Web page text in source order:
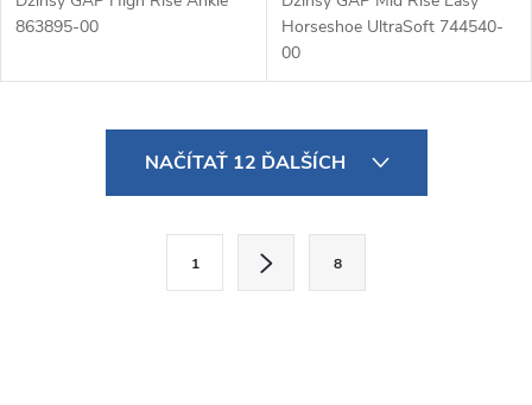
863895-00
Horseshoe UltraSoft 744540-
00
NAČÍTAŤ 12 ĎALŠÍCH
1 8